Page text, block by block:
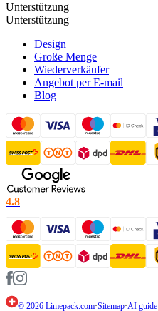
Unterstützung
Unterstützung
Design
Große Menge
Wiederverkäufer
Angebot per E-mail
Blog
4.8
© 2026 Limepack.com·Sitemap·AI guide